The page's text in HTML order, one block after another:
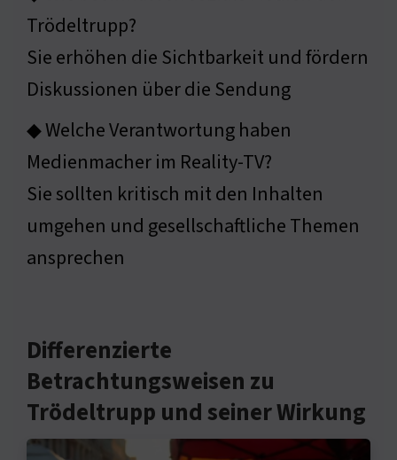
Trödeltrupp?
Sie erhöhen die Sichtbarkeit und fördern
Diskussionen über die Sendung
◆ Welche Verantwortung haben
Medienmacher im Reality-TV?
Sie sollten kritisch mit den Inhalten
umgehen und gesellschaftliche Themen
ansprechen
Differenzierte
Betrachtungsweisen zu
Trödeltrupp und seiner Wirkung